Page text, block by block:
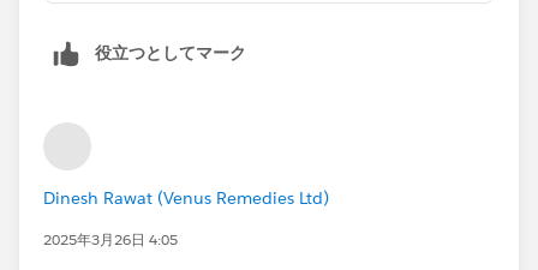
役立つとしてマーク
Dinesh Rawat (Venus Remedies Ltd)
2025年3月26日 4:05